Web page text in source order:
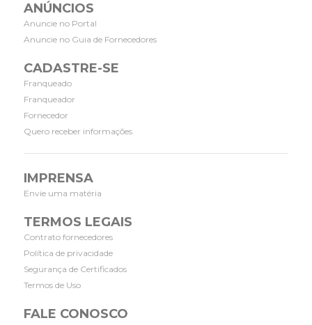
ANÚNCIOS
Anuncie no Portal
Anuncie no Guia de Fornecedores
CADASTRE-SE
Franqueado
Franqueador
Fornecedor
Quero receber informações
IMPRENSA
Envie uma matéria
TERMOS LEGAIS
Contrato fornecedores
Política de privacidade
Segurança de Certificados
Termos de Uso
FALE CONOSCO